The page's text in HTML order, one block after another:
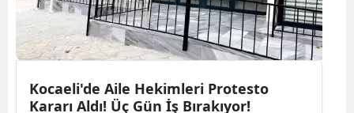
Kocaeli'de Aile Hekimleri Protesto
Kararı Aldı! Üç Gün İş Bırakıyor!